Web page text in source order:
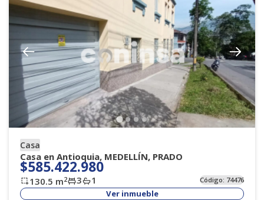
Casa
Casa en Antioquia, MEDELLÍN, PRADO
$585.422.980
130.5 m2 3 1 Código: 74476
Ver inmueble